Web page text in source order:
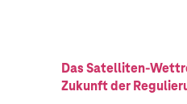
Das Satelliten-
Zukunft der